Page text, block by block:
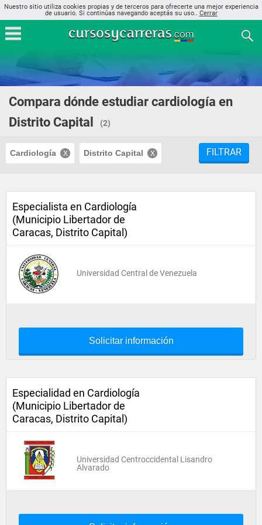
Nuestro sitio utiliza cookies propias y de terceros para ofrecerte una mejor experiencia
de usuario. Si continúas navegando aceptás su uso.. Cerrar
Compara dónde estudiar cardiología en
Distrito Capital
(2)
Cardiología Distrito Capital FILTRAR
Especialista en Cardiología
(Municipio Libertador de
Caracas, Distrito Capital)
Universidad Central de Venezuela
Solicitar información
Especialidad en Cardiología
(Municipio Libertador de
Caracas, Distrito Capital)
Universidad Centroccidental Lisandro
Alvarado